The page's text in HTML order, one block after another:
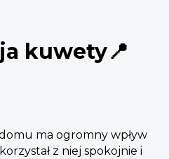
kuwety📍
ma ogromny wpływ
z niej spokojnie i